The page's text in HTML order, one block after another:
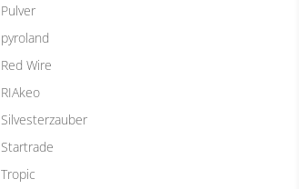
Pulver
pyroland
Red Wire
RIAkeo
Silvesterzauber
Startrade
Tropic